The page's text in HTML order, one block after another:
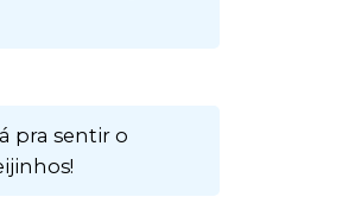
pra sentir o